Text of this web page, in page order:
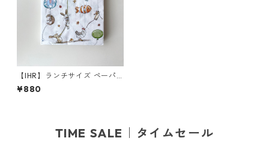
【IHR】ランチサイズ ペーパ
ーナプキン ANIMALS WITH B
ALLOONS ホワイト Anita Jer
¥880
TIME SALE｜タイムセール